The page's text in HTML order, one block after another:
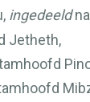
ingedeeld
Jetheth,